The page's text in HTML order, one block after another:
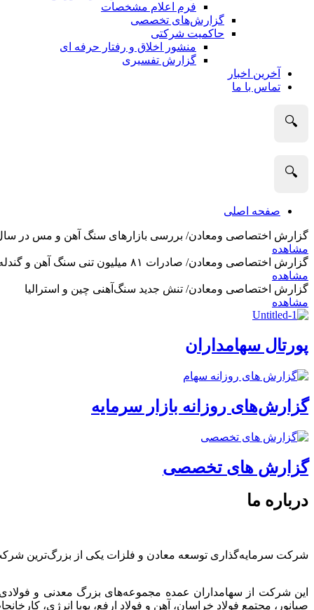
فرم اعلام مشخصات
گزارش‌های تخصصی
حاکمیت شرکتی
منشور اخلاق و رفتار حرفه­ ای
گزارش تفسیری
آخرین اخبار
تماس با ما
🔍
🔍
صفحه اصلی
گزارش اختصاصی ومعادن/ بررسی بازارهای سنگ آهن و مس در سال 2025 و نگاه تحلیلگران به
مشاهده
گزارش اختصاصی ومعادن/ صادرات ۸۱ میلیون تنی سنگ آهن و گندله استرالیا در ماه گذشته
مشاهده
گزارش اختصاصی ومعادن/ تنش جدید سنگ‌آهنی چین و استرالیا
مشاهده
پورتال سهامداران
گزارش‌های روزانه بازار سرمایه
گزارش های تخصصی
درباره ما
شرکت سرمایه‌گذاری توسعه معادن و فلزات یکی از بزرگ‌ترین
این شرکت از سهامداران عمده مجموعه‌های بزرگ معدنی و
صبانور، مجتمع فولاد خراسان، آهن و فولاد ارفع، پویا انرژی،